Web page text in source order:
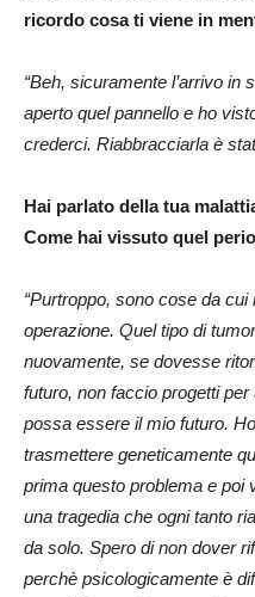
ricordo cosa ti viene in
“Beh, sicuramente l’arrivo in
aperto quel pannello e ho
crederci. Riabbracciarla è
Hai parlato della tua
Come hai vissuto quel
“Purtroppo, sono cose da
operazione. Quel tipo di
nuovamente, se dovesse
futuro, non faccio progetti
possa essere il mio futuro.
trasmettere geneticamente
prima questo problema e poi
una tragedia che ogni tanto
da solo. Spero di non dover
perchè psicologicamente è